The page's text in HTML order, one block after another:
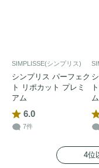
SIMPLISSE(シンプリス)
シンプリス パーフェク
ト リポカット プレミ
アム
6.0
7件
ム
4位